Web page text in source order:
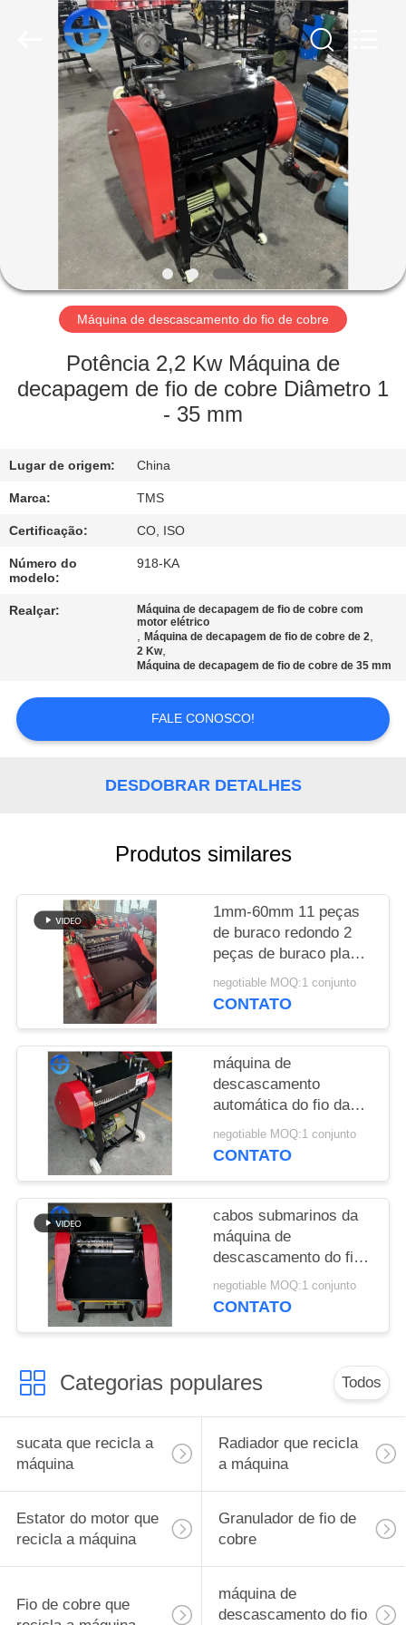
CASA
PRODUTOS
VÍDEOS
QUEM
SOMOS
FÁBRICA
CONTROLE
QUALIDADE
FALE
CONOSCO
NOTÍCIAS
OS
CASOS
ORÇAMENTO
MAPA
DO
POLÍTICA
DE
PRIVACIDADE
MACHINERY
Máquina de descascamento do fio de cobre
Potência 2,2 Kw Máquina de
decapagem de fio de cobre Diâmetro 1
- 35 mm
Lugar de origem: China
Marca: TMS
Certificação: CO, ISO
Número do
modelo:
918-KA
Realçar:
Máquina de decapagem de fio de cobre com
motor elétrico
,Máquina de decapagem de fio de cobre de 2,
2 Kw,
Máquina de decapagem de fio de cobre de 35 mm
FALE CONOSCO!
DESDOBRAR DETALHES
Produtos similares
1mm-60mm 11 peças
de buraco redondo 2
peças de buraco plano
lâmina dupla oito
lâminas lâmina qty: 18
cobre cabos
submarinos
negotiable MOQ:1 conjunto
CONTATO
máquina de
descascamento
automática do fio da
sucata de 2-42mm
lâminas de 4 partes
negotiable MOQ:1 conjunto
CONTATO
cabos submarinos da
máquina de
descascamento do fio
de cobre de 1mm-
60mm
negotiable MOQ:1 conjunto
CONTATO
Categorias populares Todos
sucata que recicla a
máquina
Radiador que recicla
a máquina
Estator do motor que
recicla a máquina
Granulador de fio de
cobre
Fio de cobre que
máquina de
descascamento do fio